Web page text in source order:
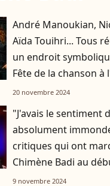
André Manoukian,
Aïda Touihri... Tous
un endroit
Fête de la chanson à
20 novembre 2024
"J'avais le sentiment
absolument
critiques qui ont
Chimène Badi au
carrière
9 novembre 2024